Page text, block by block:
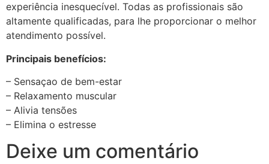
experiência inesquecível. Todas as profissionais são
altamente qualificadas, para lhe proporcionar o melhor
atendimento possível.
Principais benefícios:
– Sensaçao de bem-estar
– Relaxamento muscular
– Alivia tensões
– Elimina o estresse
Deixe um comentário